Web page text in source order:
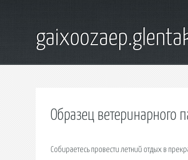
Образец ветеринарного
Собираетесь провести летний отдых в